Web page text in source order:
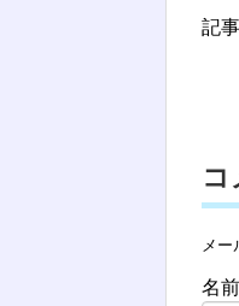
記
メー
名前